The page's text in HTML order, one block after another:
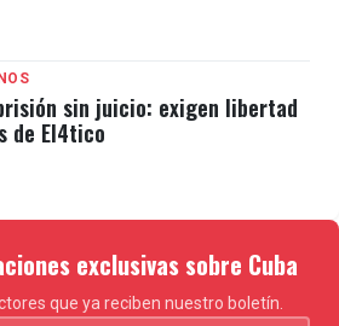
sin juicio: exigen libertad
de El4tico
exclusivas sobre Cuba
que ya reciben nuestro boletín.